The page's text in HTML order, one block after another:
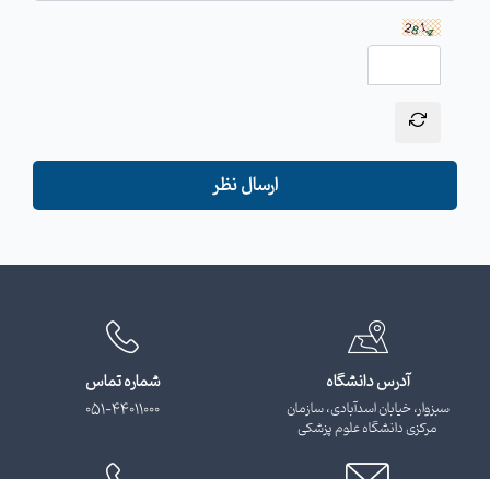
ارسال نظر
آدرس دانشگاه
سبزوار، خیابان اسدآبادی، سازمان
مرکزی دانشگاه علوم پزشکی
شماره تماس
051-44011000